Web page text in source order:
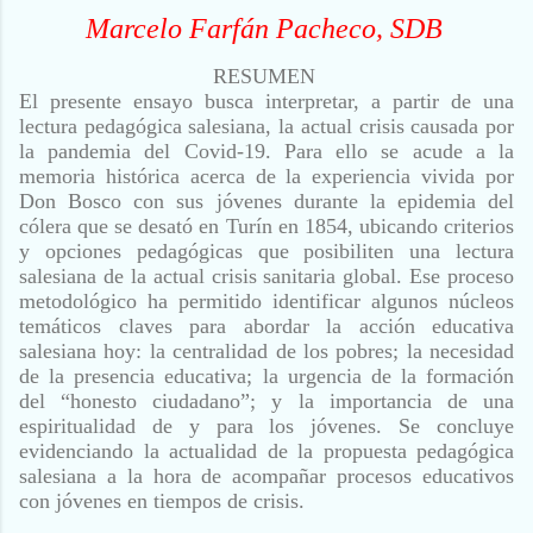
Marcelo Farfán Pacheco, SDB
RESUMEN
El presente ensayo busca interpretar, a partir de una
lectura pedagógica salesiana, la actual crisis causada por
la pandemia del Covid-19. Para ello se acude a la
memoria histórica acerca de la experiencia vivida por
Don Bosco con sus jóvenes durante la epidemia del
cólera que se desató en Turín en 1854, ubicando criterios
y opciones pedagógicas que posibiliten una lectura
salesiana de la actual crisis sanitaria global. Ese proceso
metodológico ha permitido identificar algunos núcleos
temáticos claves para abordar la acción educativa
salesiana hoy: la centralidad de los pobres; la necesidad
de la presencia educativa; la urgencia de la formación
del “honesto ciudadano”; y la importancia de una
espiritualidad de y para los jóvenes. Se concluye
evidenciando la actualidad de la propuesta pedagógica
salesiana a la hora de acompañar procesos educativos
con jóvenes en tiempos de crisis.